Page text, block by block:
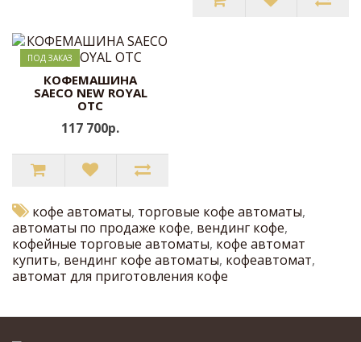
ПОД ЗАКАЗ
КОФЕМАШИНА
SAECO NEW ROYAL
OTC
117 700р.
кофе автоматы, торговые кофе автоматы,
автоматы по продаже кофе, вендинг кофе,
кофейные торговые автоматы, кофе автомат
купить, вендинг кофе автоматы, кофеавтомат,
автомат для приготовления кофе